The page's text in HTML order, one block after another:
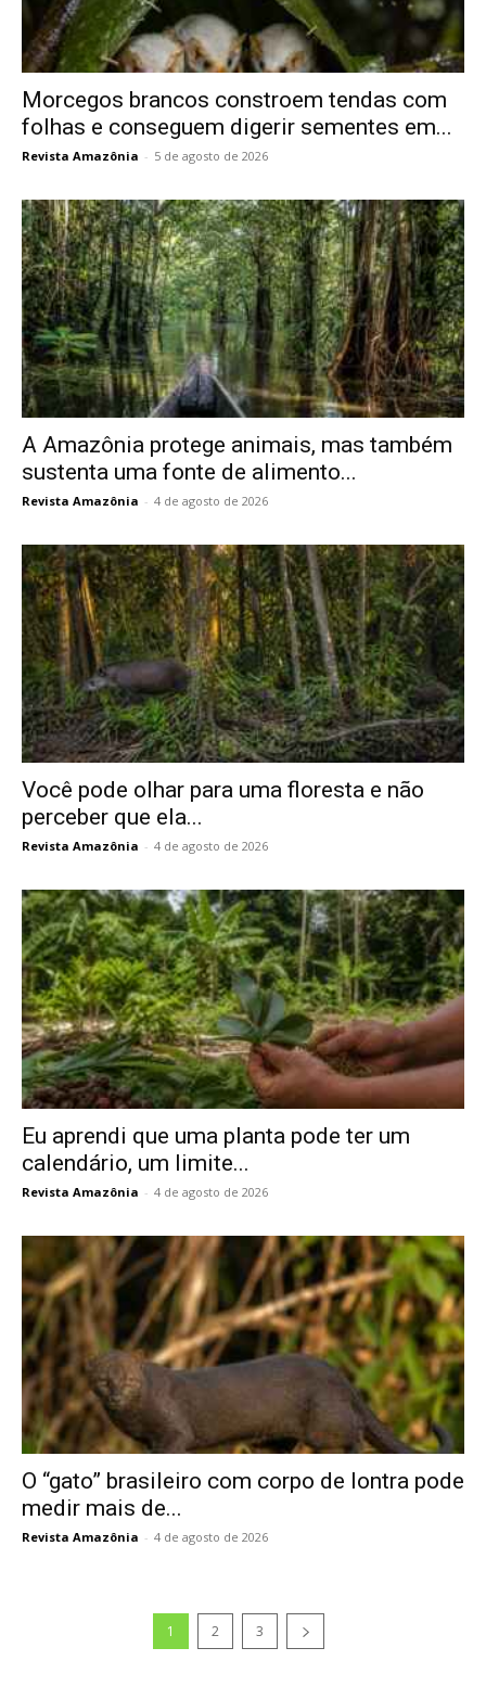
Morcegos brancos constroem tendas com
folhas e conseguem digerir sementes em...
Revista Amazônia - 5 de agosto de 2026
A Amazônia protege animais, mas também
sustenta uma fonte de alimento...
Revista Amazônia - 4 de agosto de 2026
Você pode olhar para uma floresta e não
perceber que ela...
Revista Amazônia - 4 de agosto de 2026
Eu aprendi que uma planta pode ter um
calendário, um limite...
Revista Amazônia - 4 de agosto de 2026
O “gato” brasileiro com corpo de lontra pode
medir mais de...
Revista Amazônia - 4 de agosto de 2026
1 2 3